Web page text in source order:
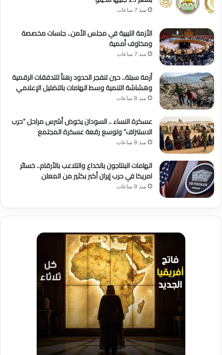
منذ 7 ساعات
الأزمة الليبية في مجلس الأمن.. جلسات مخصصة
ومخاوف أممية
منذ 7 ساعات
أزمة سبتة.. حين تنفجر الحدود رهناً للتدفقات الرقمية
وهشاشة التنمية وسط اتهامات بالتضليل الإعلامي
منذ 9 ساعات
عسكرة النساء .. السودان يخوض أشرس مراحل “حرب
الاستنزاف” وتوسع رقعة عسكرة المجتمع
منذ 9 ساعات
اتهامات البنتاجون بالخداع والتلاعب بالأرقام.. خسائر
امريكا في حرب إيران أكبر بكثير من المعلن
منذ 9 ساعات